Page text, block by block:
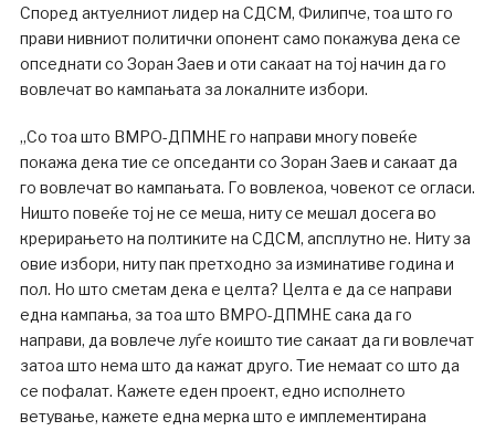
Според актуелниот лидер на СДСМ, Филипче, тоа што го
прави нивниот политички опонент само покажува дека се
опседнати со Зоран Заев и оти сакаат на тој начин да го
вовлечат во кампањата за локалните избори.
„Со тоа што ВМРО-ДПМНЕ го направи многу повеќе
покажа дека тие се опседанти со Зоран Заев и сакаат да
го вовлечат во кампањата. Го вовлекоа, човекот се огласи.
Ништо повеќе тој не се меша, ниту се мешал досега во
крерирањето на полтиките на СДСМ, апсплутно не. Ниту за
овие избори, ниту пак претходно за изминативе година и
пол. Но што сметам дека е целта? Целта е да се направи
една кампања, за тоа што ВМРО-ДПМНЕ сака да го
направи, да вовлече луѓе коишто тие сакаат да ги вовлечат
затоа што нема што да кажат друго. Тие немаат со што да
се пофалат. Кажете еден проект, едно исполнето
ветување, кажете една мерка што е имплементирана